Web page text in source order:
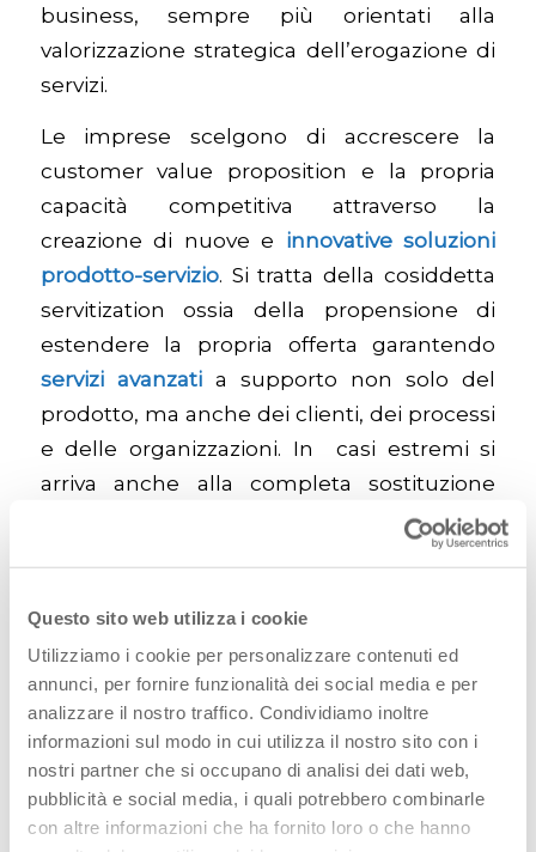
Questo sito web utilizza i cookie
Utilizziamo i cookie per personalizzare contenuti ed
annunci, per fornire funzionalità dei social media e per
analizzare il nostro traffico. Condividiamo inoltre
informazioni sul modo in cui utilizza il nostro sito con i
nostri partner che si occupano di analisi dei dati web,
pubblicità e social media, i quali potrebbero combinarle
con altre informazioni che ha fornito loro o che hanno
business, sempre più orientati alla
valorizzazione strategica dell’erogazione di
servizi.
Le imprese scelgono di accrescere la
customer value proposition
e la propria
capacità competitiva attraverso la
creazione di nuove e innovative soluzioni
prodotto-servizio. Si tratta della cosiddetta
servitization ossia della propensione di
estendere la propria offerta garantendo
servizi avanzati a supporto non solo del
prodotto, ma anche dei clienti, dei processi
e delle organizzazioni. In casi estremi si
arriva anche alla completa sostituzione
della vendita del prodotto con quella
come dimostrato dagli sforzi e dagli
investimenti effettuati in questa direzione
dalla stragrande maggioranza del tessuto
imprenditoriale di settore.
Laservitization del pharmae il valore